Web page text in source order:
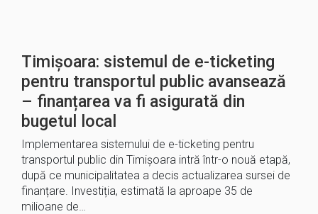
Timișoara: sistemul de e-ticketing
pentru transportul public avansează
– finanțarea va fi asigurată din
bugetul local
Implementarea sistemului de e-ticketing pentru
transportul public din Timișoara intră într-o nouă etapă,
după ce municipalitatea a decis actualizarea sursei de
finanțare. Investiția, estimată la aproape 35 de
milioane de…